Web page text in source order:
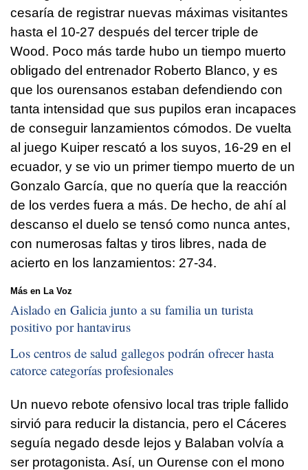
cesaría de registrar nuevas máximas visitantes
hasta el 10-27 después del tercer triple de
Wood. Poco más tarde hubo un tiempo muerto
obligado del entrenador Roberto Blanco, y es
que los ourensanos estaban defendiendo con
tanta intensidad que sus pupilos eran incapaces
de conseguir lanzamientos cómodos. De vuelta
al juego Kuiper rescató a los suyos, 16-29 en el
ecuador, y se vio un primer tiempo muerto de un
Gonzalo García, que no quería que la reacción
de los verdes fuera a más. De hecho, de ahí al
descanso el duelo se tensó como nunca antes,
con numerosas faltas y tiros libres, nada de
acierto en los lanzamientos: 27-34.
Más en La Voz
Aislado en Galicia junto a su familia un turista
positivo por hantavirus
Los centros de salud gallegos podrán ofrecer hasta
catorce categorías profesionales
Un nuevo rebote ofensivo local tras triple fallido
sirvió para reducir la distancia, pero el Cáceres
seguía negado desde lejos y Balaban volvía a
ser protagonista. Así, un Ourense con el mono